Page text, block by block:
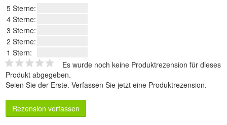
5 Sterne:
4 Sterne:
3 Sterne:
2 Sterne:
1 Stern:
Es wurde noch keine Produktrezension für dieses
Produkt abgegeben.
Seien Sie der Erste. Verfassen Sie jetzt eine Produktrezension.
Rezension verfassen